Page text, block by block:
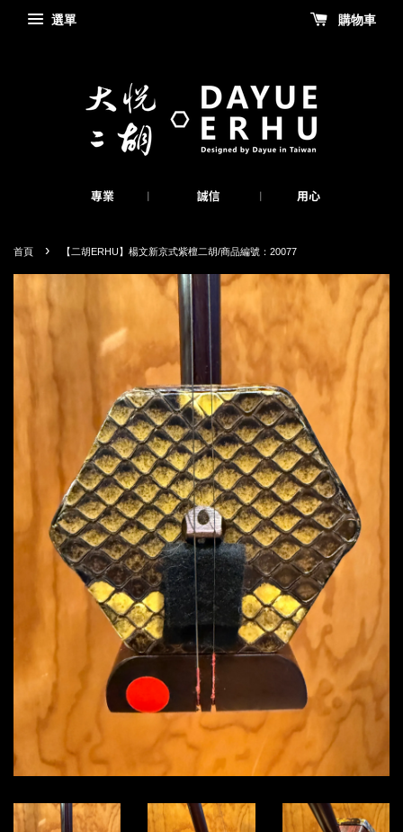
選單 購物車
首頁 › 【二胡ERHU】楊文新京式紫檀二胡/商品編號：20077